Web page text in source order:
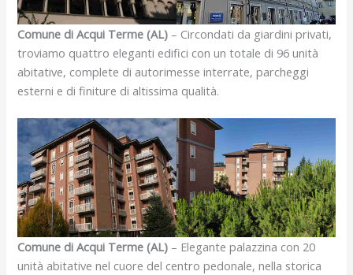
Comune di Acqui Terme (AL) – Circondati da giardini privati,
troviamo quattro eleganti edifici con un totale di 96 unità
abitative, complete di autorimesse interrate, parcheggi
esterni e di finiture di altissima qualità.
Comune di Acqui Terme (AL) – Elegante palazzina con 20
unità abitative nel cuore del centro pedonale, nella storica